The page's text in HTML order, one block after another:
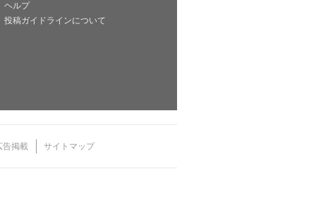
ヘルプ
投稿ガイドラインについて
告掲載 サイトマップ